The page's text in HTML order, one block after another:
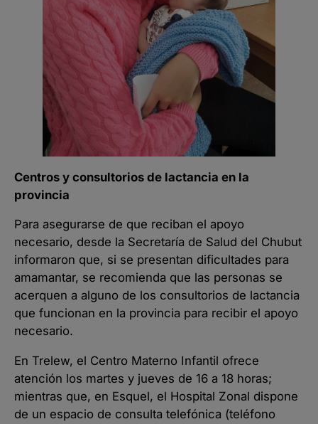
Centros y consultorios de lactancia en la
provincia
Para asegurarse de que reciban el apoyo
necesario, desde la Secretaría de Salud del Chubut
informaron que, si se presentan dificultades para
amamantar, se recomienda que las personas se
acerquen a alguno de los consultorios de lactancia
que funcionan en la provincia para recibir el apoyo
necesario.
En Trelew, el Centro Materno Infantil ofrece
atención los martes y jueves de 16 a 18 horas;
mientras que, en Esquel, el Hospital Zonal dispone
de un espacio de consulta telefónica (teléfono